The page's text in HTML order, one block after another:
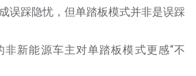
误踩隐忧，但单踏板模式并非是误踩
新能源车主对单踏板模式更感“不